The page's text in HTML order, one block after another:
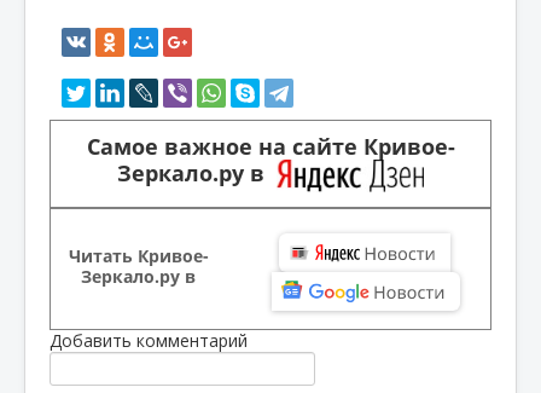
Самое важное на сайте Кривое-
Зеркало.ру в
Читать Кривое-
Зеркало.ру в
Добавить комментарий